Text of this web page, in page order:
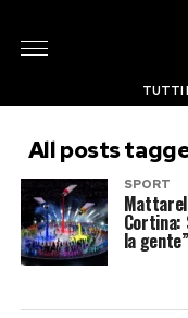
TUTTI
All posts
SPORT
Cortina:
la gente”